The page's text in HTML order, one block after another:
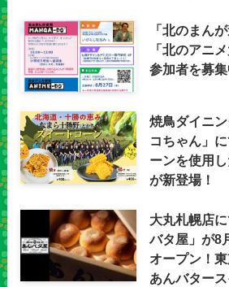
「北のまん
「北のアニ
参加者を募集
焼鳥ダイニ
コちゃん」
ーンを使用
が新登場！
大丸札幌店
バタ屋」が8
オープン！
あんバター